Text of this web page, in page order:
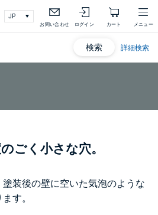
お問い合わせ ログイン カート メニュー
検索 詳細検索
ごく小さな穴。
装後の壁に空いた気泡のような
す。